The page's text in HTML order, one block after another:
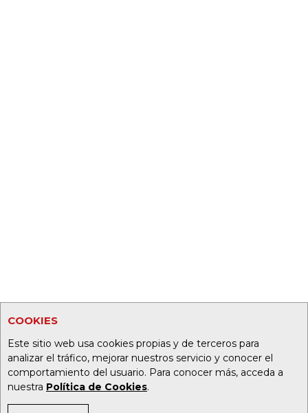
COOKIES
Este sitio web usa cookies propias y de terceros para
analizar el tráfico, mejorar nuestros servicio y conocer el
comportamiento del usuario. Para conocer más, acceda a
nuestra Política de Cookies.